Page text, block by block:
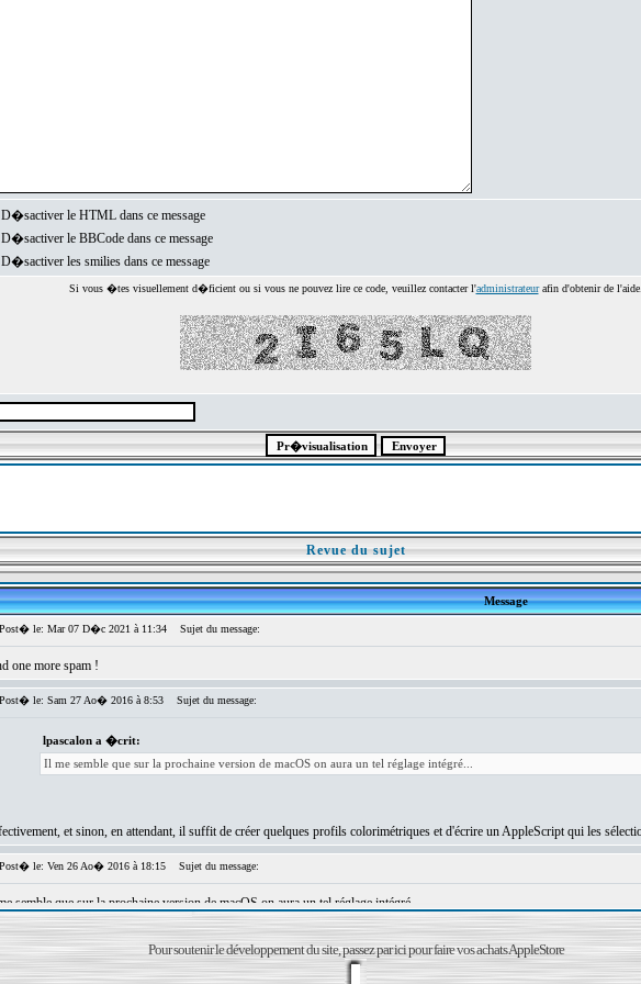
D�sactiver le HTML dans ce message
D�sactiver le BBCode dans ce message
D�sactiver les smilies dans ce message
Si vous �tes visuellement d�ficient ou si vous ne pouvez lire ce code, veuillez contacter l'administrateurafin d'obtenir de l'aide.
Revue du sujet
Pour soutenir le développement du site, passez par ici pour faire vos achats AppleStore